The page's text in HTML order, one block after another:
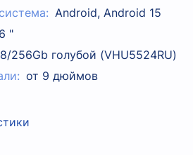
Android, Android 15
"
256Gb голубой (VHU5524RU)
от 9 дюймов